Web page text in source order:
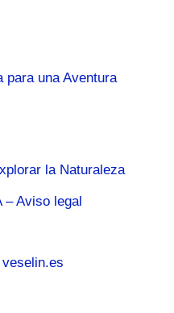
para una Aventura
la Naturaleza
– Aviso legal